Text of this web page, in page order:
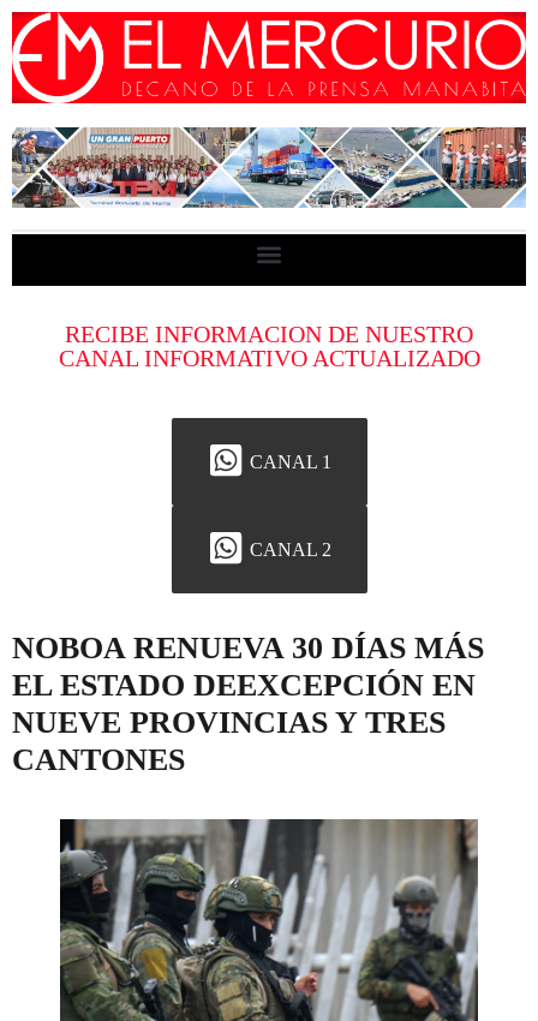
RECIBE INFORMACION DE NUESTRO
CANAL INFORMATIVO ACTUALIZADO
CANAL 1
CANAL 2
NOBOA RENUEVA 30 DÍAS MÁS
EL ESTADO DEEXCEPCIÓN EN
NUEVE PROVINCIAS Y TRES
CANTONES